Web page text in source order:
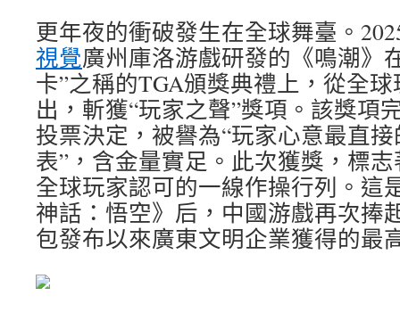
更年夜的衝破發生在全球舞臺。
視覺廣州庫洛游戲研發的《鳴潮》
卡”之稱的TGA頒獎典禮上，從全
出，斬獲“玩家之聲”獎項。該獎項
投票決定，被譽為“玩家心意最直
表”，含金量實足。此次獲獎，標
全球玩家認可的一線作操行列。這
神話：悟空》后，中國游戲再次捧
包發布以來廣東文明企業獲得的最